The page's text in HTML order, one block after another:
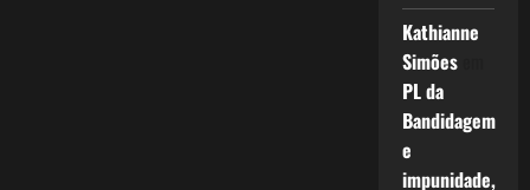
Kathianne
Simõesem
PL da
Bandidagem
e
impunidade,